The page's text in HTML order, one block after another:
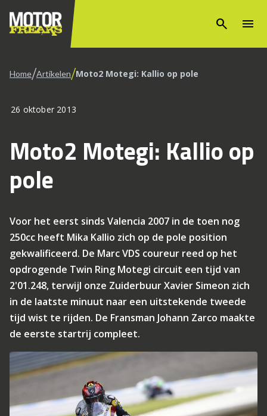
search menu
Home/Artikelen/Moto2 Motegi: Kallio op pole
26 oktober 2013
Moto2 Motegi: Kallio op
pole
Voor het eerst sinds Valencia 2007 in de toen nog
250cc heeft Mika Kallio zich op de pole position
gekwalificeerd. De Marc VDS coureur reed op het
opdrogende Twin Ring Motegi circuit een tijd van
2'01.248, terwijl onze Zuiderbuur Xavier Simeon zich
in de laatste minuut naar een uitstekende tweede
tijd wist te rijden. De Fransman Johann Zarco maakte
de eerste startrij compleet.